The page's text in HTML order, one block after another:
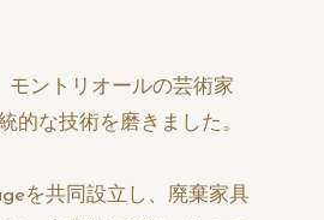
モントリオールの芸術家
的な技術を磨きました。
を共同設立し、廃棄家具